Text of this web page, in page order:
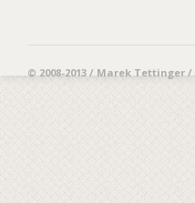
© 2008-2013 / Marek Tettinger